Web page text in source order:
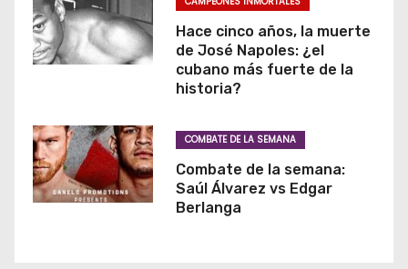
Hace cinco años, la muerte
de José Napoles: ¿el
cubano más fuerte de la
historia?
COMBATE DE LA SEMANA
Combate de la semana:
Saúl Álvarez vs Edgar
Berlanga